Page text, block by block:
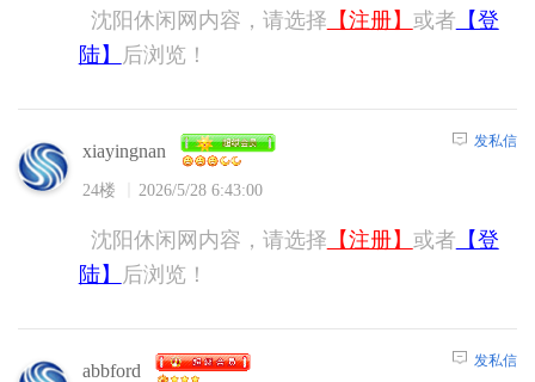
沈阳休闲网内容，请选择 【注册】 或者 【登
陆】
后浏览！
xiayingnan
24楼 2026/5/28 6:43:00
发私信
沈阳休闲网内容，请选择 【注册】 或者 【登
陆】
后浏览！
abbford 发私信